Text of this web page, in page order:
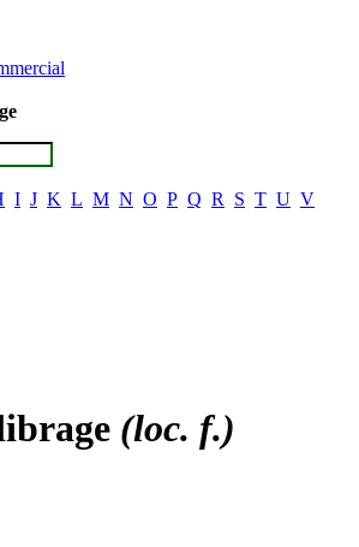
I J K L M N O P Q R S T U V
(loc. f.)